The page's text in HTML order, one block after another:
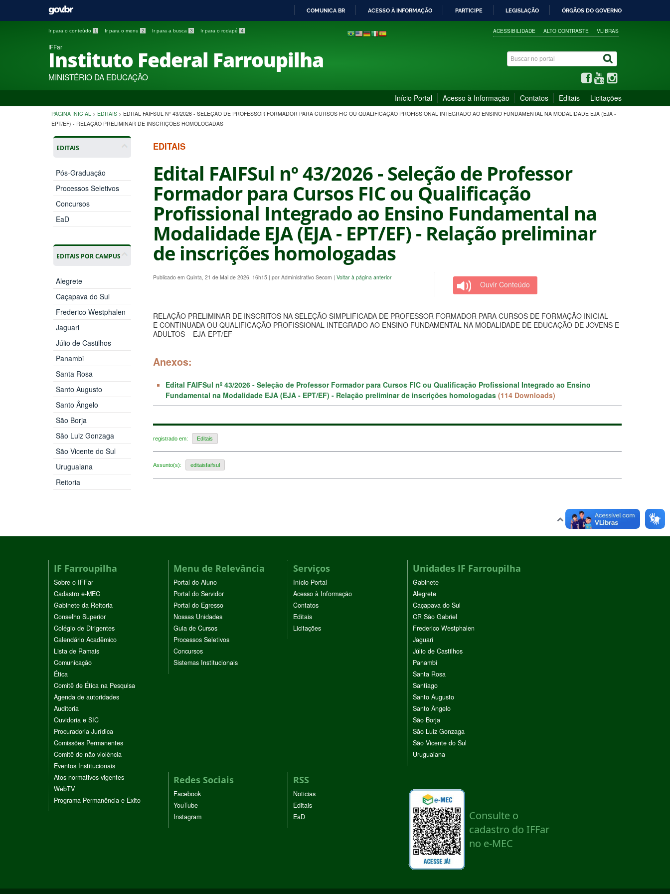
PARA
COMUNICA BR ACESSO À INFORMAÇÃO PARTICIPE LEGISLAÇÃO ÓRGÃOS DO GOVERNO
Ir para o conteúdo 1 Ir para o menu 2 Ir para a busca 3 Ir para o rodapé 4 ACESSIBILIDADE ALTO CONTRASTE VLIBRAS
IFFar
Instituto Federal Farroupilha
MINISTÉRIO DA EDUCAÇÃO
Início Portal Acesso à Informação Contatos Editais Licitações
PÁGINA INICIAL > EDITAIS > EDITAL FAIFSUL Nº 43/2026 - SELEÇÃO DE PROFESSOR FORMADOR PARA CURSOS FIC OU QUALIFICAÇÃO PROFISSIONAL INTEGRADO AO ENSINO FUNDAMENTAL NA MODALIDADE EJA (EJA -
EPT/EF) - RELAÇÃO PRELIMINAR DE INSCRIÇÕES HOMOLOGADAS
EDITAIS
Pós-Graduação
Processos Seletivos
Concursos
EaD
EDITAIS POR CAMPUS
Alegrete
Caçapava do Sul
Frederico Westphalen
Jaguari
Júlio de Castilhos
Panambi
Santa Rosa
Santo Augusto
Santo Ângelo
São Borja
São Luiz Gonzaga
São Vicente do Sul
Uruguaiana
Reitoria
EDITAIS
Edital FAIFSul nº 43/2026 - Seleção de Professor
Formador para Cursos FIC ou Qualificação
Profissional Integrado ao Ensino Fundamental na
Modalidade EJA (EJA - EPT/EF) - Relação preliminar
de inscrições homologadas
Publicado em Quinta, 21 de Mai de 2026, 16h15 | por Administrativo Secom | Voltar à página anterior
Ouvir Conteúdo
RELAÇÃO PRELIMINAR DE INSCRITOS NA SELEÇÃO SIMPLIFICADA DE PROFESSOR FORMADOR PARA CURSOS DE FORMAÇÃO INICIAL
E CONTINUADA OU QUALIFICAÇÃO PROFISSIONAL INTEGRADO AO ENSINO FUNDAMENTAL NA MODALIDADE DE EDUCAÇÃO DE JOVENS E
ADULTOS – EJA-EPT/EF
Anexos:
Edital FAIFSul nº 43/2026 - Seleção de Professor Formador para Cursos FIC ou Qualificação Profissional Integrado ao Ensino
Fundamental na Modalidade EJA (EJA - EPT/EF) - Relação preliminar de inscrições homologadas (114 Downloads)
registrado em: Editais
Assunto(s): editaisfaifsul
Voltar para o topo
IF Farroupilha
Sobre o IFFar
Cadastro e-MEC
Gabinete da Reitoria
Conselho Superior
Colégio de Dirigentes
Calendário Acadêmico
Lista de Ramais
Comunicação
Ética
Comitê de Ética na Pesquisa
Agenda de autoridades
Auditoria
Ouvidoria e SIC
Procuradoria Jurídica
Comissões Permanentes
Comitê de não violência
Eventos Institucionais
Atos normativos vigentes
WebTV
Programa Permanência e Êxito
Menu de Relevância
Portal do Aluno
Portal do Servidor
Portal do Egresso
Nossas Unidades
Guia de Cursos
Processos Seletivos
Concursos
Sistemas Institucionais
Serviços
Início Portal
Acesso à Informação
Contatos
Editais
Licitações
Unidades IF Farroupilha
Gabinete
Alegrete
Caçapava do Sul
CR São Gabriel
Frederico Westphalen
Jaguari
Júlio de Castilhos
Panambi
Santa Rosa
Santiago
Santo Augusto
Santo Ângelo
São Borja
São Luiz Gonzaga
São Vicente do Sul
Uruguaiana
Redes Sociais
Facebook
YouTube
Instagram
RSS
Noticias
Editais
EaD